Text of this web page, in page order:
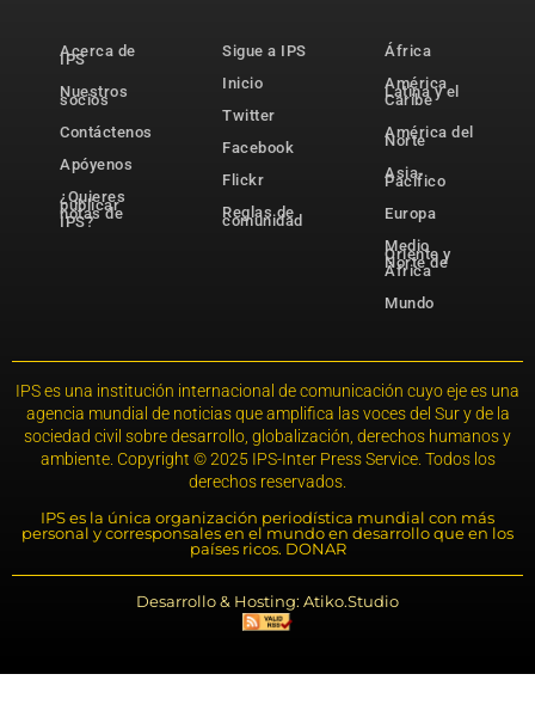
Acerca de
IPS
Nuestros
socios
Contáctenos
Apóyenos
¿Quieres
publicar
notas de
IPS?
Sigue a IPS
Inicio
Twitter
Facebook
Flickr
Reglas de
comunidad
África
América
Latina y el
Caribe
América del
Norte
Asia-
Pacífico
Europa
Medio
Oriente y
Norte de
África
Mundo
IPS es una institución internacional de comunicación cuyo eje es una
agencia mundial de noticias que amplifica las voces del Sur y de la
sociedad civil sobre desarrollo, globalización, derechos humanos y
ambiente. Copyright © 2025 IPS-Inter Press Service. Todos los
derechos reservados.
IPS es la única organización periodística mundial con más
personal y corresponsales en el mundo en desarrollo que en los
países ricos. DONAR
Desarrollo & Hosting: Atiko.Studio